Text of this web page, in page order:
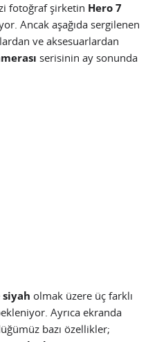
fotoğraf şirketin Hero 7
Ancak aşağıda sergilenen
ve aksesuarlardan
serisinin ay sonunda
siyah olmak üzere üç farklı
Ayrıca ekranda
bazı özellikler;